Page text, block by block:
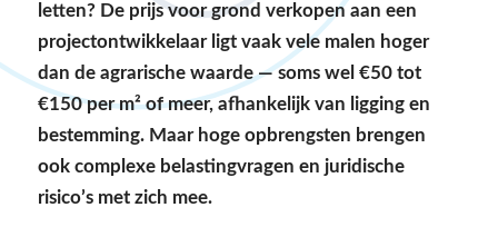
letten? De prijs voor grond verkopen aan een
projectontwikkelaar ligt vaak vele malen hoger
dan de agrarische waarde — soms wel €50 tot
€150 per m² of meer, afhankelijk van ligging en
bestemming. Maar hoge opbrengsten brengen
ook complexe belastingvragen en juridische
risico’s met zich mee.